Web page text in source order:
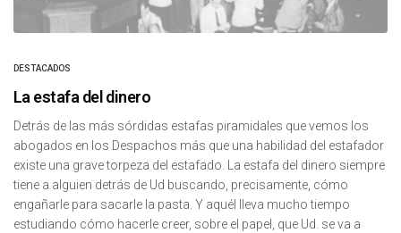
DESTACADOS
La estafa del dinero
Detrás de las más sórdidas estafas piramidales que vemos los
abogados en los Despachos más que una habilidad del estafador
existe una grave torpeza del estafado. La estafa del dinero siempre
tiene a alguien detrás de Ud buscando, precisamente, cómo
engañarle para sacarle la pasta. Y aquél lleva mucho tiempo
estudiando cómo hacerle creer, sobre el papel, que Ud. se va a